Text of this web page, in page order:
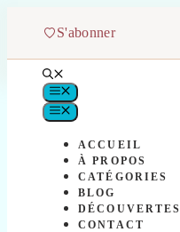
S'abonner
MENU
MENU
ACCUEIL
À PROPOS
CATÉGORIES
BLOG
DÉCOUVERTES
CONTACT